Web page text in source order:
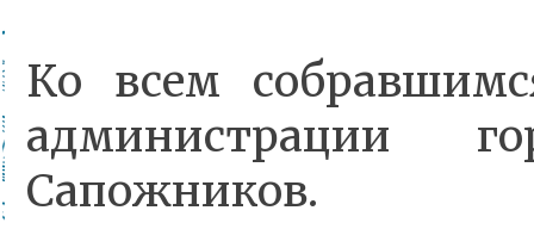
Ко всем
администрации
Сапожников.